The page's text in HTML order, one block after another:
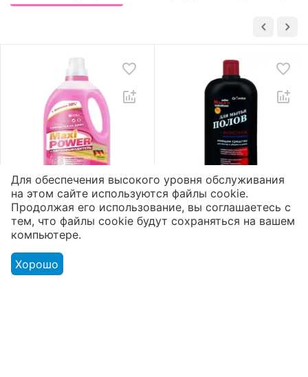
Гель для стирки «Maxi
Power»
Пятновыводитель
3300 мл
5 2
Доступно:
5012₸
Жидкое мыло для
полов «Aromika» 72%
Морская свежесть
Для обеспечения высокого уровня обслуживания
на этом сайте используются файлы cookie.
Продолжая его использование, вы соглашаетесь с
тем, что файлы cookie будут сохраняться на вашем
компьютере.
Хорошо